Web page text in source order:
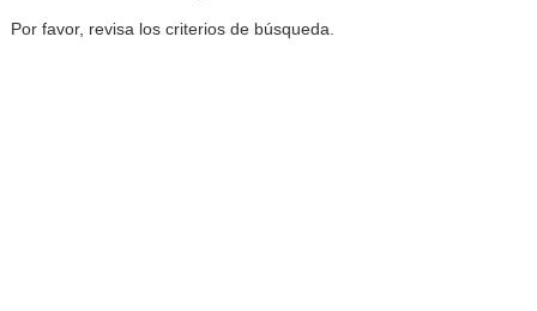
Por favor, revisa los criterios de búsqueda.